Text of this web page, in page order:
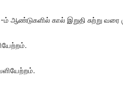
ம் ஆண்டுகளில் கால் இறுதி சுற்று